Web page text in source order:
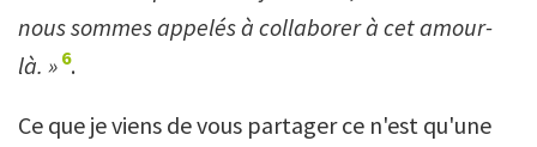
nous sommes appelés à collaborer à cet amour-
là. » 6.
Ce que je viens de vous partager ce n'est qu'une